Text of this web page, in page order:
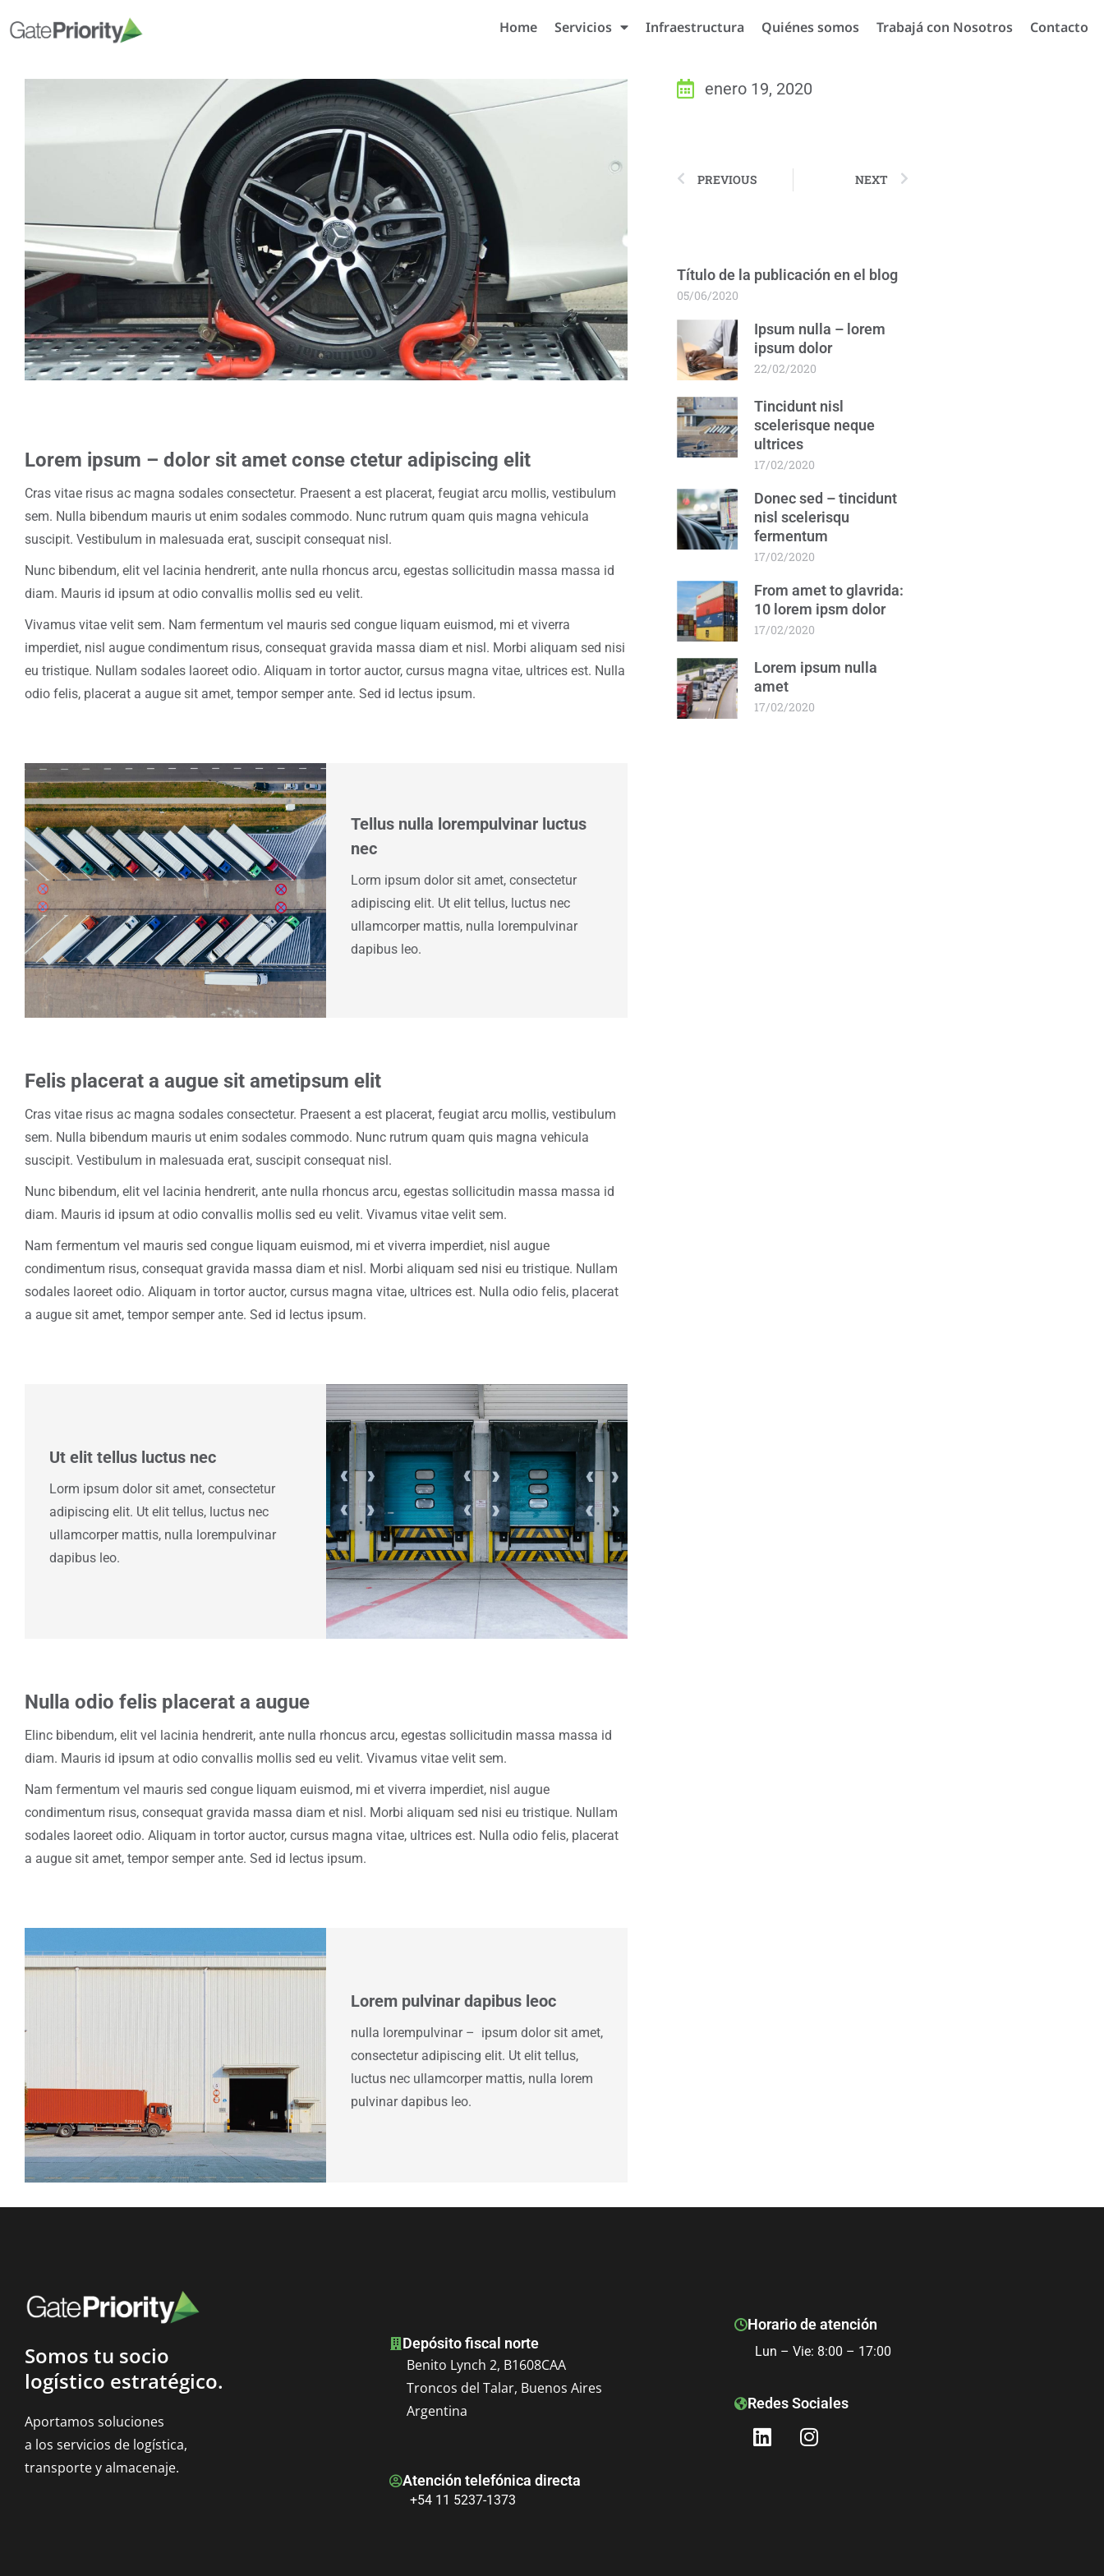
Home Servicios Infraestructura Quiénes somos Trabajá con Nosotros Contacto
Lorem ipsum – dolor sit amet conse ctetur adipiscing elit
Cras vitae risus ac magna sodales consectetur. Praesent a est placerat, feugiat arcu mollis, vestibulum
sem. Nulla bibendum mauris ut enim sodales commodo. Nunc rutrum quam quis magna vehicula
suscipit. Vestibulum in malesuada erat, suscipit consequat nisl.
Nunc bibendum, elit vel lacinia hendrerit, ante nulla rhoncus arcu, egestas sollicitudin massa massa id
diam. Mauris id ipsum at odio convallis mollis sed eu velit.
Vivamus vitae velit sem. Nam fermentum vel mauris sed congue liquam euismod, mi et viverra
imperdiet, nisl augue condimentum risus, consequat gravida massa diam et nisl. Morbi aliquam sed nisi
eu tristique. Nullam sodales laoreet odio. Aliquam in tortor auctor, cursus magna vitae, ultrices est. Nulla
odio felis, placerat a augue sit amet, tempor semper ante. Sed id lectus ipsum.
Tellus nulla lorempulvinar luctus
nec
Lorm ipsum dolor sit amet, consectetur
adipiscing elit. Ut elit tellus, luctus nec
ullamcorper mattis, nulla lorempulvinar
dapibus leo.
Felis placerat a augue sit ametipsum elit
Cras vitae risus ac magna sodales consectetur. Praesent a est placerat, feugiat arcu mollis, vestibulum
sem. Nulla bibendum mauris ut enim sodales commodo. Nunc rutrum quam quis magna vehicula
suscipit. Vestibulum in malesuada erat, suscipit consequat nisl.
Nunc bibendum, elit vel lacinia hendrerit, ante nulla rhoncus arcu, egestas sollicitudin massa massa id
diam. Mauris id ipsum at odio convallis mollis sed eu velit. Vivamus vitae velit sem.
Nam fermentum vel mauris sed congue liquam euismod, mi et viverra imperdiet, nisl augue
condimentum risus, consequat gravida massa diam et nisl. Morbi aliquam sed nisi eu tristique. Nullam
sodales laoreet odio. Aliquam in tortor auctor, cursus magna vitae, ultrices est. Nulla odio felis, placerat
a augue sit amet, tempor semper ante. Sed id lectus ipsum.
Ut elit tellus luctus nec
Lorm ipsum dolor sit amet, consectetur
adipiscing elit. Ut elit tellus, luctus nec
ullamcorper mattis, nulla lorempulvinar
dapibus leo.
Nulla odio felis placerat a augue
Elinc bibendum, elit vel lacinia hendrerit, ante nulla rhoncus arcu, egestas sollicitudin massa massa id
diam. Mauris id ipsum at odio convallis mollis sed eu velit. Vivamus vitae velit sem.
Nam fermentum vel mauris sed congue liquam euismod, mi et viverra imperdiet, nisl augue
condimentum risus, consequat gravida massa diam et nisl. Morbi aliquam sed nisi eu tristique. Nullam
sodales laoreet odio. Aliquam in tortor auctor, cursus magna vitae, ultrices est. Nulla odio felis, placerat
a augue sit amet, tempor semper ante. Sed id lectus ipsum.
Lorem pulvinar dapibus leoc
nulla lorempulvinar – ipsum dolor sit amet,
consectetur adipiscing elit. Ut elit tellus,
luctus nec ullamcorper mattis, nulla lorem
pulvinar dapibus leo.
enero 19, 2020
PREVIOUS NEXT
Título de la publicación en el blog
05/06/2020
Ipsum nulla – lorem
ipsum dolor
22/02/2020
Tincidunt nisl
scelerisque neque
ultrices
17/02/2020
Donec sed – tincidunt
nisl scelerisqu
fermentum
17/02/2020
From amet to glavrida:
10 lorem ipsm dolor
17/02/2020
Lorem ipsum nulla
amet
17/02/2020
Somos tu socio
logístico estratégico.
Aportamos soluciones
a los servicios de logística,
transporte y almacenaje.
Depósito fiscal norte
Benito Lynch 2, B1608CAA
Troncos del Talar, Buenos Aires
Argentina
Atención telefónica directa
+54 11 5237-1373
Horario de atención
Lun – Vie: 8:00 – 17:00
Redes Sociales